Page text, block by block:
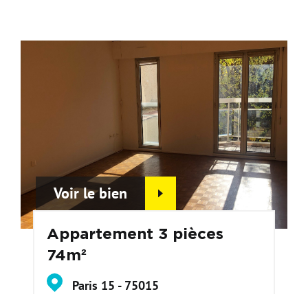
Voir le bien
Appartement 3 pièces
74m²
Paris 15 - 75015